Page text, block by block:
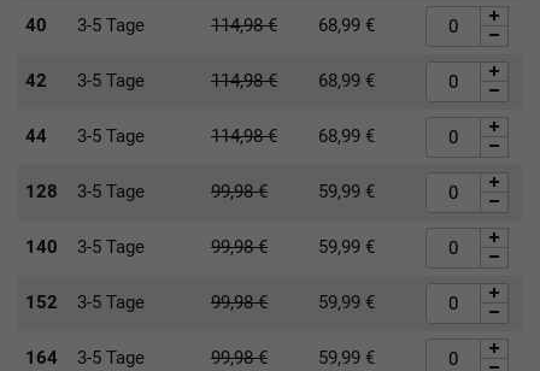
40 3-5 Tage 114,98€ 68,99 €
42 3-5 Tage 114,98€ 68,99 €
44 3-5 Tage 114,98€ 68,99 €
128 3-5 Tage 99,98€ 59,99 €
140 3-5 Tage 99,98€ 59,99 €
152 3-5 Tage 99,98€ 59,99 €
164 3-5 Tage 99,98€ 59,99 €